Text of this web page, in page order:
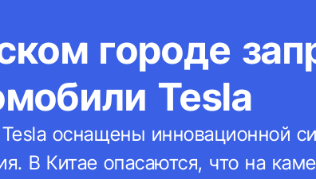
городе
Tesla
оснащены инновационной
В Китае опасаются, что на